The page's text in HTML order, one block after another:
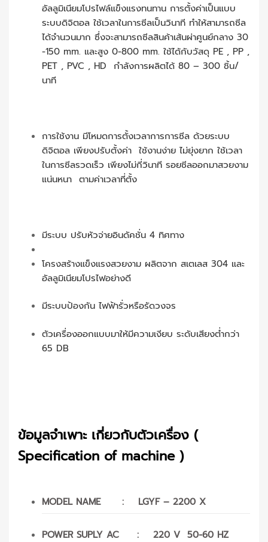
อัลลูมิเนียมโปรไฟล์แข็งแรงทนทาน การตั้งค่าเป็นแบบ
ระบบดิจิตอล ใช้เวลาในการซีลเป็นวินาที ทำให้สามารถซีล
ได้จำนวนมาก ซึ่งจะสามารถซีลสินค้าเส้นผ่าศูนย์กลาง 30
-150 mm. และสูง 0-800 mm. ใช้ได้กับวัสดุ PE , PP ,
PET , PVC , HD กำลังการผลิตได้ 80 – 300 ชิ้น/
นาที
การใช้งาน มีโหมดการตั้งเวลาการการซีล ด้วยระบบ
ดิจิตอล เพียงปรับตั้งค่า ใช้งานง่าย ไม่ยุ่งยาก ใช้เวลา
ในการซีลรวดเร็ว เพียงไม่กี่วินาที รอยซีลออกมาสวยงาม
แน่นหนา ตามค่าเวลาที่ตั้ง
มีระบบ ปรับหัวจ่ายอินดัคชั่น 4 ทิศทาง
โครงสร้างแข็งแรงสวยงาม ผลิตจาก สเตเลส 304 และ
อัลลูมิเนียมโปรไฟอย่างดี
มีระบบป้องกัน ไฟฟ้ารั่วหรือรัดวงจร
ตัวเครื่องออกแบบมาให้มีความเงียบ ระดับเสียงต่ำกว่า
65 DB
ข้อมูลจำเพาะ เกี่ยวกับตัวเครื่อง (
Specification of machine )
MODEL NAME : LGYF – 2200 X
POWER SUPLY AC : 220 V 50-60 HZ